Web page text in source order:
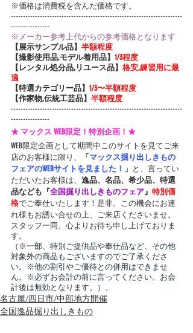
※価格は消費税を含んだ価格です。
-----------------------------------------------------------------------
----------------
※メーカー参考上代からの参考価格となります
【展示サンプル品】 半額程度
【撮影使用品,モデル着用品】 1/3程度
【レンタル処分品,リユース品】 格安,練習用に最
適
【特選カテゴリー品】 1/3〜半額程度
【作家物,伝統工芸品】 半額程度
-----------------------------------------------------------------------
----------------
★ マックス WEB限定！特別企画！★
WEB限定企画として期間中このサイトを見てご来
店のお客様に限り、
「マックス掘り出しきもの
フェアのWEBサイトを見ました！」 と、言ってい
ただいたお客様は、 逸品、名品、希少品、特選
品なども『全国掘り出しきものフェア 』 特別価
格でご奉仕いたします！是非、この機会にお連
れ様もお誘い合せの上、ご来店くださいませ。
スタッフ一同、心よりお待ち申し上げておりま
す。
（※一部、特別ご提供品や奉仕品など、その他
対象外の商品もございますのでご了承くださ
い。※他の割引やご優待との併用はできませ
ん。※必ずお会計の前に言ってください。お会
計後は無効となります。）
。
名古屋/四日市/中部地方開催
全国逸品掘り出しきもの